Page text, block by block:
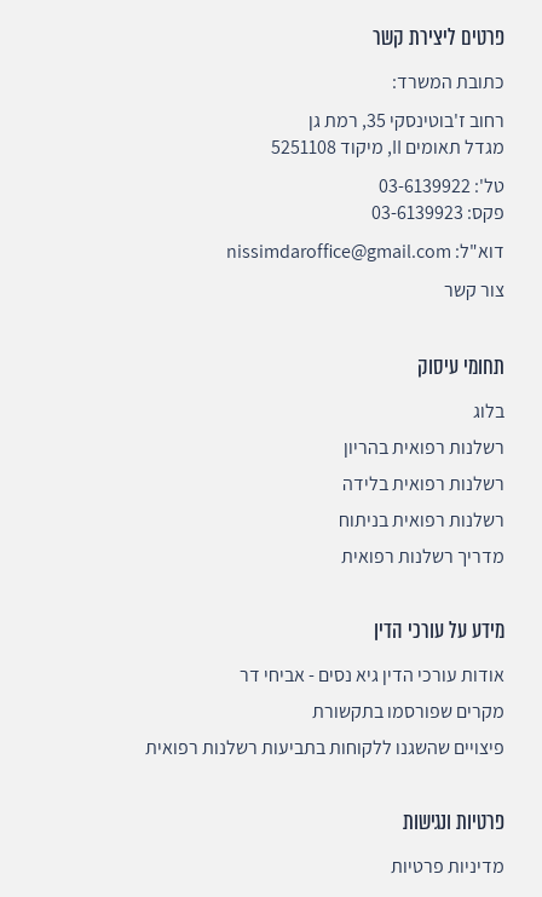
פרטים ליצירת קשר
כתובת המשרד:
רחוב ז'בוטינסקי 35, רמת גן
מגדל תאומים II, מיקוד 5251108
טל':03-6139922
פקס: 03-6139923
דוא"ל: nissimdaroffice@gmail.com
צור קשר
תחומי עיסוק
בלוג
רשלנות רפואית בהריון
רשלנות רפואית בלידה
רשלנות רפואית בניתוח
מדריך רשלנות רפואית
מידע על עורכי הדין
אודות עורכי הדין גיא נסים - אביחי דר
מקרים שפורסמו בתקשורת
פיצויים שהשגנו ללקוחות בתביעות רשלנות רפואית
פרטיות ונגישות
מדיניות פרטיות